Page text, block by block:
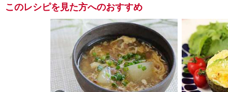
このレシピを見た方へのおすすめ